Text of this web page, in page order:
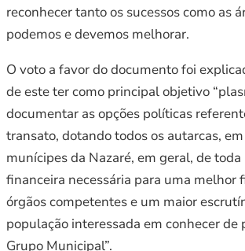
reconhecer tanto os sucessos como as
podemos e devemos melhorar.
O voto a favor do documento foi
de este ter como principal objetivo
documentar as opções políticas
transato, dotando todos os autarcas,
munícipes da Nazaré, em geral, de
financeira necessária para uma melhor
órgãos competentes e um maior
população interessada em conhecer de
Grupo Municipal”.